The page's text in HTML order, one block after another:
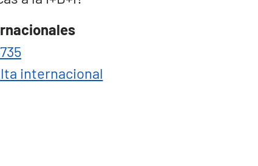
internacional